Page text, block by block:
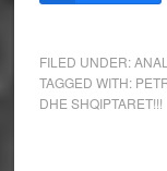
FILED UNDER:
TAGGED WITH:
DHE SHQIPTARET!!!